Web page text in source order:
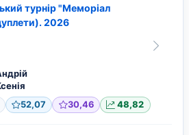
турнір "Меморіал
2026
52,07 30,46 48,82